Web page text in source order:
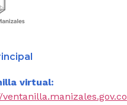
virtual: